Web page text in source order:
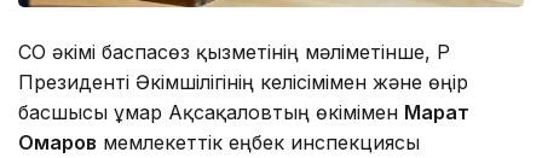
СҚО әкімі баспасөз қызметінің мәліметінше, ҚР
Президенті Әкімшілігінің келісімімен және өңір
басшысы Құмар Ақсақаловтың өкімімен Марат
Омаров мемлекеттік еңбек инспекциясы